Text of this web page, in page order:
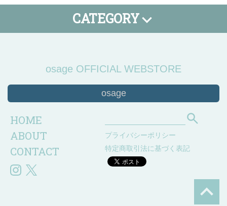
CATEGORY
Tシャツ タオル 小物 SALE 期間限定
osage OFFICIAL WEBSTORE
osage
HOME
ABOUT
CONTACT
プライバシーポリシー
特定商取引法に基づく表記